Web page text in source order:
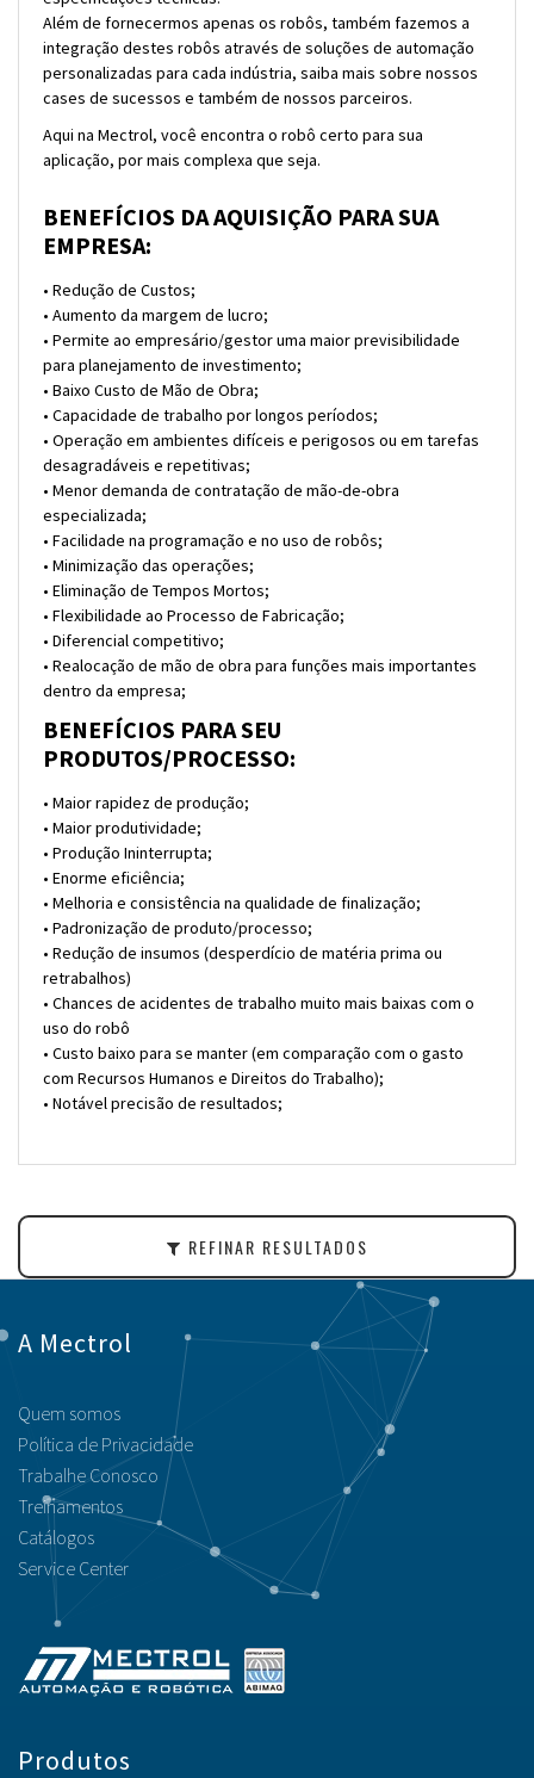
Além de fornecermos apenas os robôs, também fazemos a
integração destes robôs através de soluções de automação
personalizadas para cada indústria, saiba mais sobre nossos
cases de sucessos e também de nossos parceiros.
Aqui na Mectrol, você encontra o robô certo para sua
aplicação, por mais complexa que seja.
BENEFÍCIOS DA AQUISIÇÃO PARA SUA
EMPRESA:
• Redução de Custos;
• Aumento da margem de lucro;
• Permite ao empresário/gestor uma maior previsibilidade
para planejamento de investimento;
• Baixo Custo de Mão de Obra;
• Capacidade de trabalho por longos períodos;
• Operação em ambientes difíceis e perigosos ou em tarefas
desagradáveis e repetitivas;
• Menor demanda de contratação de mão-de-obra
especializada;
• Facilidade na programação e no uso de robôs;
• Minimização das operações;
• Eliminação de Tempos Mortos;
• Flexibilidade ao Processo de Fabricação;
• Diferencial competitivo;
• Realocação de mão de obra para funções mais importantes
dentro da empresa;
BENEFÍCIOS PARA SEU
PRODUTOS/PROCESSO:
• Maior rapidez de produção;
• Maior produtividade;
• Produção Ininterrupta;
• Enorme eficiência;
• Melhoria e consistência na qualidade de finalização;
• Padronização de produto/processo;
• Redução de insumos (desperdício de matéria prima ou
retrabalhos)
• Chances de acidentes de trabalho muito mais baixas com o
uso do robô
• Custo baixo para se manter (em comparação com o gasto
com Recursos Humanos e Direitos do Trabalho);
• Notável precisão de resultados;
REFINAR RESULTADOS
A Mectrol
Quem somos
Política de Privacidade
Trabalhe Conosco
Treinamentos
Catálogos
Service Center
Produtos